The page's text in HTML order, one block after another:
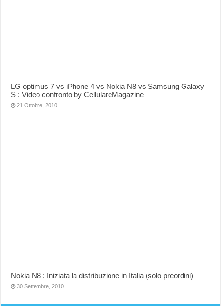
LG optimus 7 vs iPhone 4 vs Nokia N8 vs Samsung Galaxy
S : Video confronto by CellulareMagazine
21 Ottobre, 2010
Nokia N8 : Iniziata la distribuzione in Italia (solo preordini)
30 Settembre, 2010